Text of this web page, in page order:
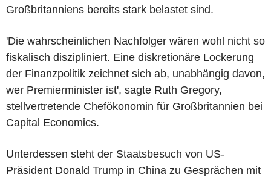
Großbritanniens bereits stark belastet sind.
'Die wahrscheinlichen Nachfolger wären wohl nicht so
fiskalisch diszipliniert. Eine diskretionäre Lockerung
der Finanzpolitik zeichnet sich ab, unabhängig davon,
wer Premierminister ist', sagte Ruth Gregory,
stellvertretende Chefökonomin für Großbritannien bei
Capital Economics.
Unterdessen steht der Staatsbesuch von US-
Präsident Donald Trump in China zu Gesprächen mit